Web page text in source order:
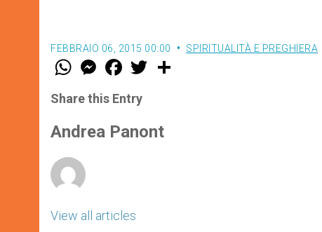
FEBBRAIO 06, 2015 00:00 SPIRITUALITÀ E PREGHIERA
W
t
s
p
p
M
e
s
e
g
e
F
a
e
b
o
k
w
r
Share this Entry
Andrea Panont
View all articles